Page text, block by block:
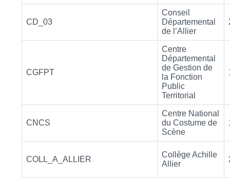
CD_03
Conseil
Départemental
de l’Allier
CGFPT
Centre
Départemental
de Gestion de
la Fonction
Public
Territorial
CNCS
Centre National
du Costume de
Scène
COLL_A_ALLIER
Collège Achille
Allier